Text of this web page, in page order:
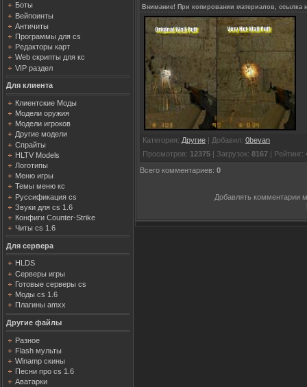
Боты
Вейпоинты
Античиты
Программы для cs
Редакторы карт
Web скрипты для кс
VIP раздел
Для клиента
Клиентские Моды
Модели оружия
Модели игроков
Другие модели
Спрайты
HLTV Models
Логотипы
Меню игры
Темы меню кс
Руссификация cs
Звуки для cs 1.6
Конфиги Counter-Strike
Читы cs 1.6
Для сервера
HLDS
Серверы игры
Готовые серверы cs
Моды cs 1.6
Плагины amxx
Другие файлы
Разное
Flash мульты
Winamp скины
Песни про cs 1.6
Аватарки
Внимание! При копировании материалов, ссылка
Категория: Другие | Добавил: 0bevan
Просмотров: 12375 | Загрузок: 8167 | Рейтинг:
Всего комментариев: 0
Добавлять комментарии